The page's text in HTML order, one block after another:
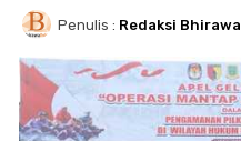
Penulis : Redaksi Bhirawa